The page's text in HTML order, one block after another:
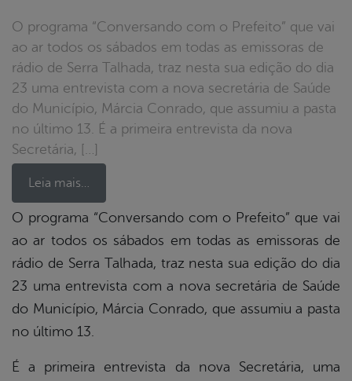
O programa “Conversando com o Prefeito” que vai
ao ar todos os sábados em todas as emissoras de
rádio de Serra Talhada, traz nesta sua edição do dia
23 uma entrevista com a nova secretária de Saúde
do Município, Márcia Conrado, que assumiu a pasta
no último 13. É a primeira entrevista da nova
Secretária, […]
Leia mais…
O programa “Conversando com o Prefeito” que vai
ao ar todos os sábados em todas as emissoras de
rádio de Serra Talhada, traz nesta sua edição do dia
23 uma entrevista com a nova secretária de Saúde
do Município, Márcia Conrado, que assumiu a pasta
no último 13.
É a primeira entrevista da nova Secretária, uma